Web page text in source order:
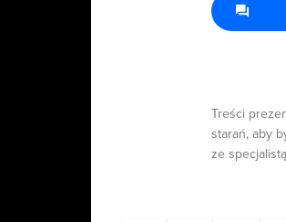
Treści
starań, aby
ze